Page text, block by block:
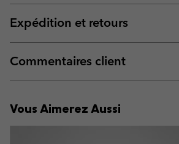
Expédition et retours
Commentaires client
Vous Aimerez Aussi